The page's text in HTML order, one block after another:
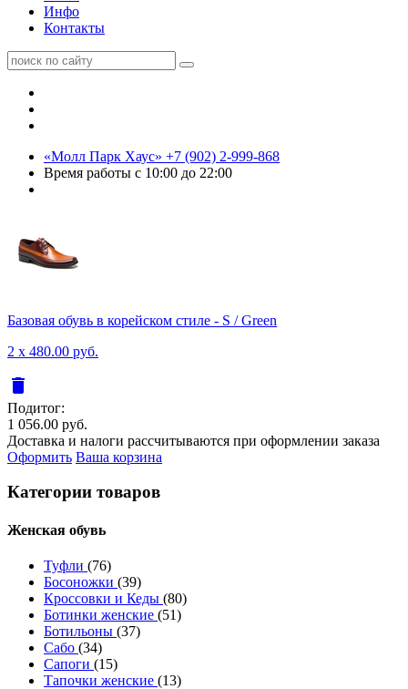
Инфо
Контакты
«Молл Парк Хаус» +7 (902) 2-999-868
Время работы с 10:00 до 22:00
Базовая обувь в корейском стиле - S / Green
2 x 480.00 руб.
delete
Подитог:
1 056.00 руб.
Доставка и налоги рассчитываются при оформлении заказа
Оформить Ваша корзина
Категории товаров
Женcкая обувь
Туфли (76)
Босоножки (39)
Кроссовки и Кеды (80)
Ботинки женские (51)
Ботильоны (37)
Сабо (34)
Сапоги (15)
Тапочки женские (13)